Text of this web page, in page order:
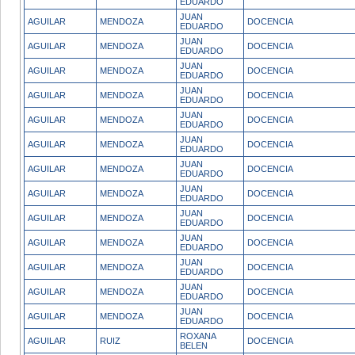
AGUILAR MENDOZA
JUAN
EDUARDO
DOCENCIA
AGUILAR MENDOZA
JUAN
EDUARDO
DOCENCIA
AGUILAR MENDOZA
JUAN
EDUARDO
DOCENCIA
AGUILAR MENDOZA
JUAN
EDUARDO
DOCENCIA
AGUILAR MENDOZA
JUAN
EDUARDO
DOCENCIA
AGUILAR MENDOZA
JUAN
EDUARDO
DOCENCIA
AGUILAR MENDOZA
JUAN
EDUARDO
DOCENCIA
AGUILAR MENDOZA
JUAN
EDUARDO
DOCENCIA
AGUILAR MENDOZA
JUAN
EDUARDO
DOCENCIA
AGUILAR MENDOZA
JUAN
EDUARDO
DOCENCIA
AGUILAR MENDOZA
JUAN
EDUARDO
DOCENCIA
AGUILAR MENDOZA
JUAN
EDUARDO
DOCENCIA
AGUILAR MENDOZA
JUAN
EDUARDO
DOCENCIA
AGUILAR RUIZ
ROXANA
BELEN
DOCENCIA